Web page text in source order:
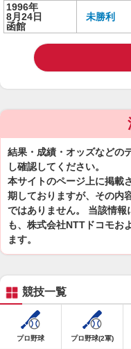
1996年
8月24日
函館
未勝利
結果・成績・オッズなどの
し確認してください。
本サイトのページ上に掲載
期しておりますが、その内
ではありません。 当該情
も、株式会社NTTドコモお
ます。
競技一覧
プロ野球 プロ野球(2軍)